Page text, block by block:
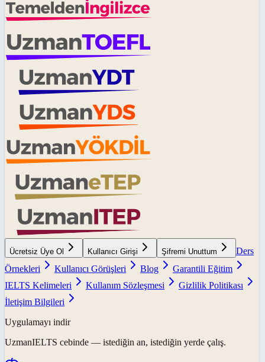
Ücretsiz Üye Ol Kullanıcı Girişi Şifremi Unuttum
Ders
Örnekleri
Kullanıcı Görüşleri Blog
Garantili Eğitim
IELTS Kelimeleri
Kullanım Sözleşmesi
Gizlilik Politikası
İletişim Bilgileri
Uygulamayı indir
UzmanIELTS cebinde — istediğin an, istediğin yerde çalış.